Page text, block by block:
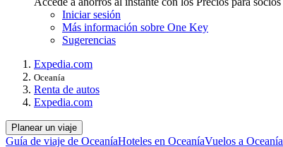
Iniciar sesión
Más información sobre One Key
Sugerencias
Expedia.com
Oceanía
Renta de autos
Expedia.com
Planear un viaje
Guía de viaje de OceaníaHoteles en OceaníaVuelos a Oceanía